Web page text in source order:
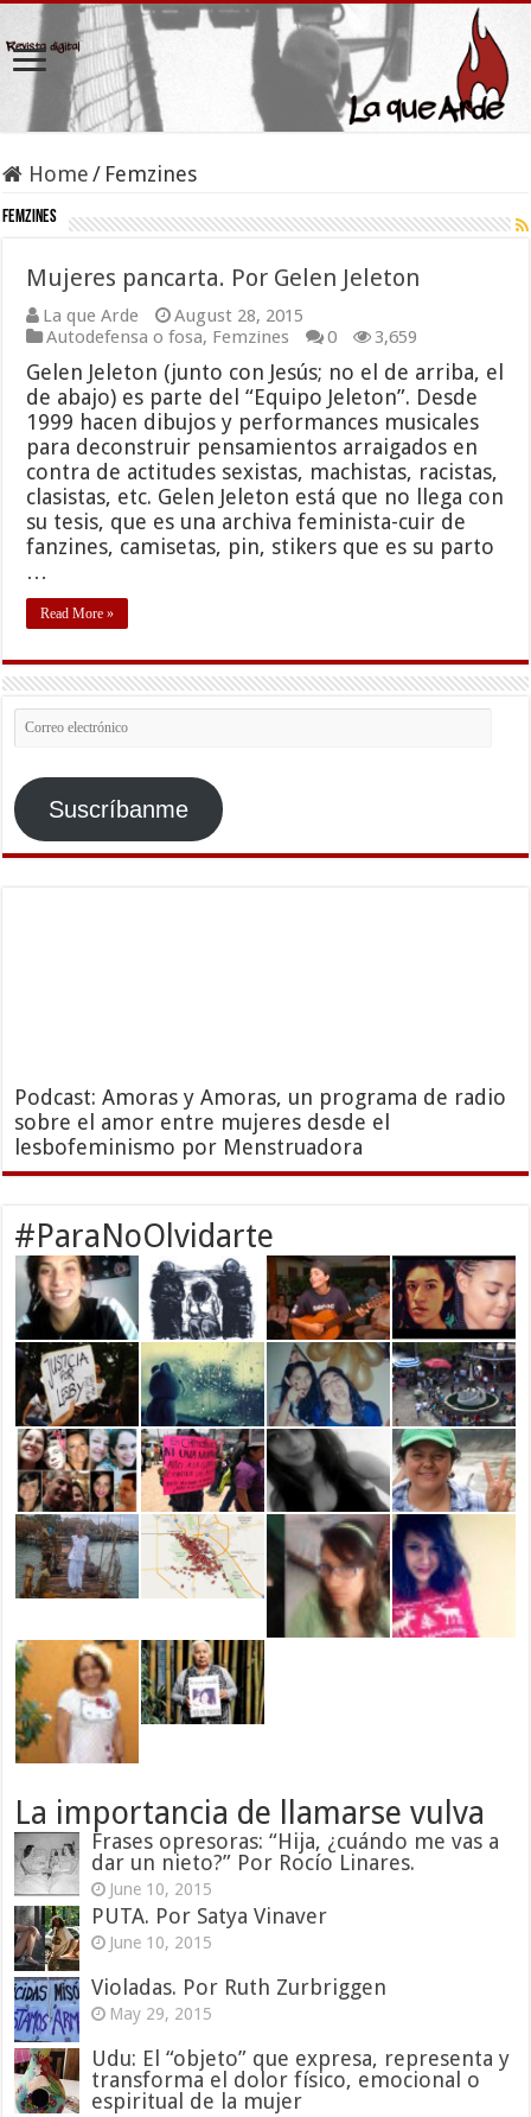
Home / Femzines
Femzines
Mujeres pancarta. Por Gelen Jeleton
La que Arde
August 28, 2015
Autodefensa o fosa, Femzines 0 3,659
Gelen Jeleton (junto con Jesús; no el de arriba, el
de abajo) es parte del “Equipo Jeleton”. Desde
1999 hacen dibujos y performances musicales
para deconstruir pensamientos arraigados en
contra de actitudes sexistas, machistas, racistas,
clasistas, etc. Gelen Jeleton está que no llega con
su tesis, que es una archiva feminista-cuir de
fanzines, camisetas, pin, stikers que es su parto
…
Read More »
Correo
electrónico
Suscríbanme
Podcast: Amoras y Amoras, un programa de radio
sobre el amor entre mujeres desde el
lesbofeminismo por Menstruadora
#ParaNoOlvidarte
La importancia de llamarse vulva
Frases opresoras: “Hija, ¿cuándo me vas a
dar un nieto?” Por Rocío Linares.
June 10, 2015
PUTA. Por Satya Vinaver
June 10, 2015
Violadas. Por Ruth Zurbriggen
May 29, 2015
Udu: El “objeto” que expresa, representa y
transforma el dolor físico, emocional o
espiritual de la mujer